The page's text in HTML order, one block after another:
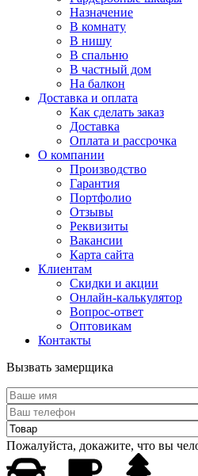
Назначение
В комнату
В нишу
В спальню
В частный дом
На балкон
Доставка и оплата
Как сделать заказ
Доставка
Оплата и рассрочка
О компании
Производство
Гарантия
Портфолио
Отзывы
Реквизиты
Вакансии
Карта сайта
Клиентам
Скидки и акции
Онлайн-калькулятор
Вопрос-ответ
Оптовикам
Контакты
Вызвать замерщика
Пожалуйста, докажите, что вы